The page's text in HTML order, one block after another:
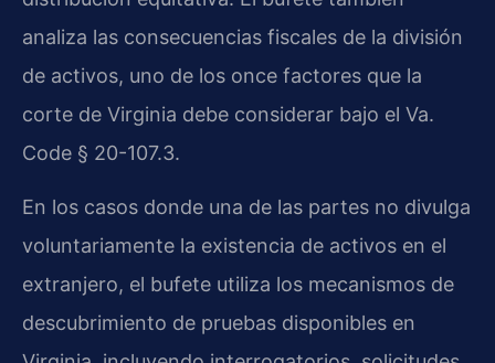
analiza las consecuencias fiscales de la división
de activos, uno de los once factores que la
corte de Virginia debe considerar bajo el Va.
Code § 20-107.3.
En los casos donde una de las partes no divulga
voluntariamente la existencia de activos en el
extranjero, el bufete utiliza los mecanismos de
descubrimiento de pruebas disponibles en